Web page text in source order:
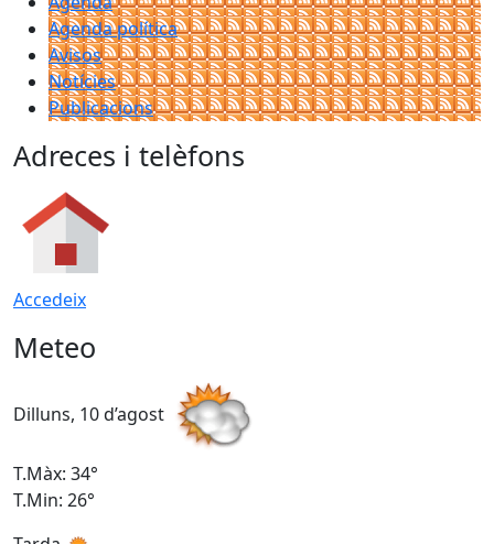
Agenda política
Avisos
Notícies
Publicacions
Adreces i telèfons
Accedeix
Meteo
Dilluns, 10 d’agost
T.Màx: 34°
T.Min: 26°